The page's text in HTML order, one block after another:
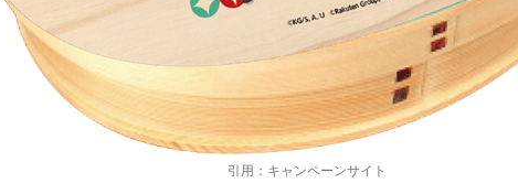
引用：キャンペーンサイト